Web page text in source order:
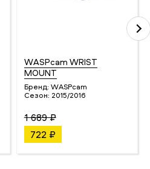
WASPcam WRIST
MOUNT
Бренд: WASPcam
Сезон: 2015/2016
1 689 ₽
722 ₽